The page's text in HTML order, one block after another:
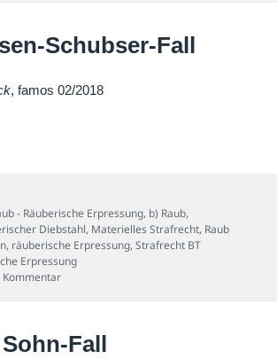
Schubser-Fall
, famos 02/2018
Fall
- Räuberische Erpressung, b) Raub,
Diebstahl, Materielles Strafrecht, Raub
, räuberische Erpressung,Strafrecht BT
Erpressung
Kommentarzu Sparkassen-Schubser-Fall
Fall